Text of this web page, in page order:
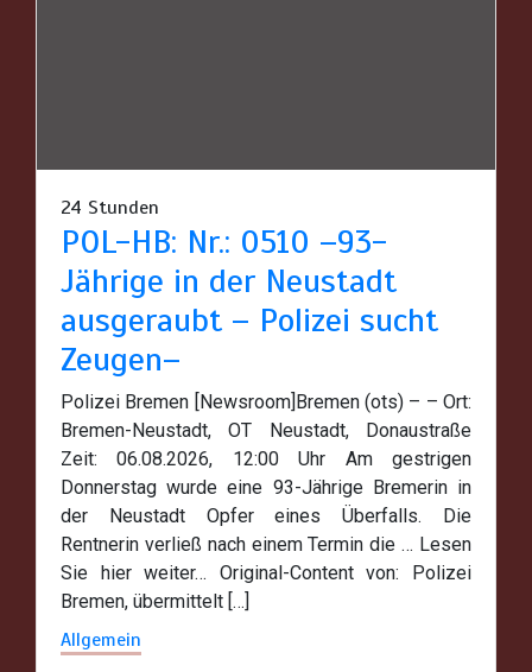
24 Stunden
POL-HB: Nr.: 0510 –93-
Jährige in der Neustadt
ausgeraubt – Polizei sucht
Zeugen–
Polizei Bremen [Newsroom]Bremen (ots) – – Ort:
Bremen-Neustadt, OT Neustadt, Donaustraße
Zeit: 06.08.2026, 12:00 Uhr Am gestrigen
Donnerstag wurde eine 93-Jährige Bremerin in
der Neustadt Opfer eines Überfalls. Die
Rentnerin verließ nach einem Termin die … Lesen
Sie hier weiter… Original-Content von: Polizei
Bremen, übermittelt […]
Allgemein